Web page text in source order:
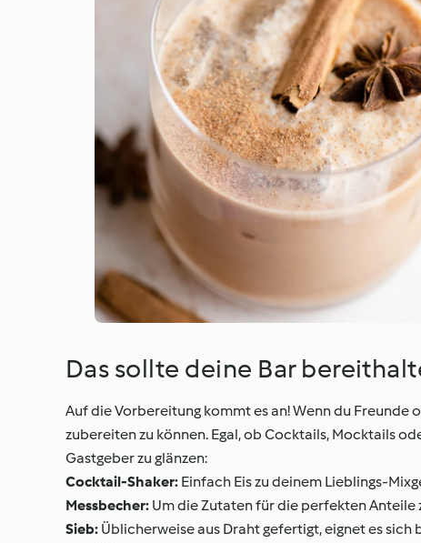
Das sollte deine Bar
Auf die Vorbereitung kommt es an! Wenn du Freunde
zubereiten zu können. Egal, ob Cocktails, Mocktails
Gastgeber zu glänzen:
Cocktail-Shaker: Einfach Eis zu deinem Lieblings-
Messbecher: Um die Zutaten für die perfekten Anteile
Sieb: Üblicherweise aus Draht gefertigt, eignet es